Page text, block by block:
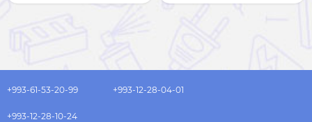
+993-61-53-20-99 +993-12-28-04-01
+993-12-28-10-24